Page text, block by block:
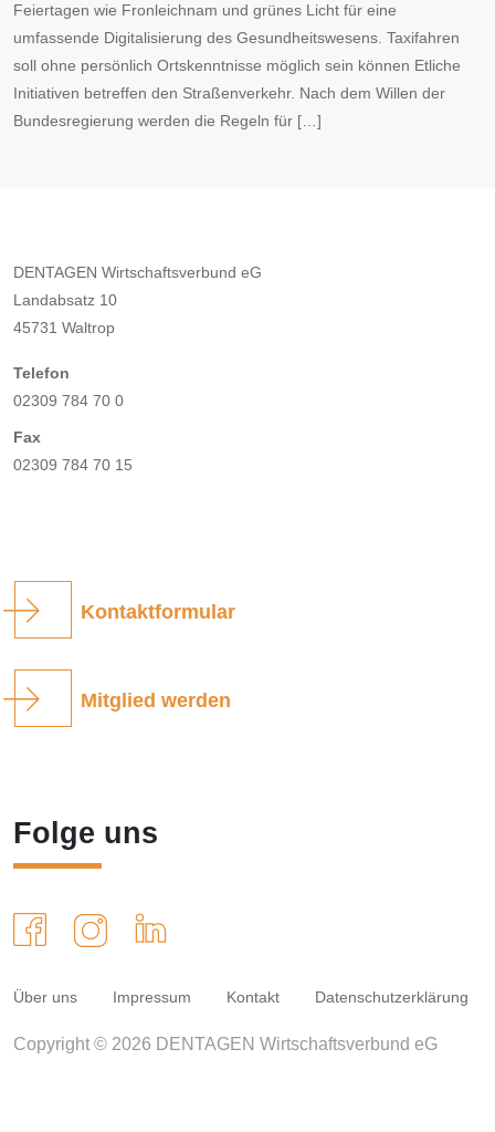
Feiertagen wie Fronleichnam und grünes Licht für eine
umfassende Digitalisierung des Gesundheitswesens. Taxifahren
soll ohne persönlich Ortskenntnisse möglich sein können Etliche
Initiativen betreffen den Straßenverkehr. Nach dem Willen der
Bundesregierung werden die Regeln für […]
DENTAGEN Wirtschaftsverbund eG
Landabsatz 10
45731 Waltrop
Telefon
02309 784 70 0
Fax
02309 784 70 15
Kontaktformular
Mitglied werden
Folge uns
Über uns Impressum Kontakt Datenschutzerklärung
Copyright © 2026 DENTAGEN Wirtschaftsverbund eG